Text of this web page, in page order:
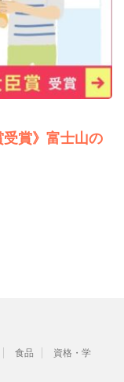
受賞》富士山の
食品
資格・学